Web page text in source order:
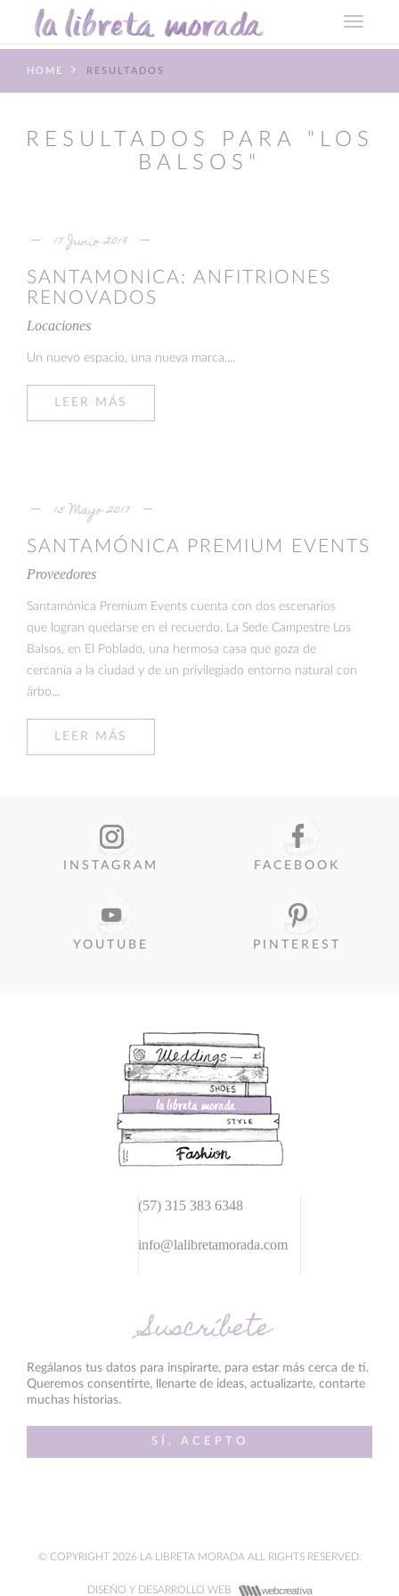
HOME RESULTADOS
RESULTADOS PARA "LOS
BALSOS"
17 Junio 2019
SANTAMONICA: ANFITRIONES
RENOVADOS
Locaciones
Un nuevo espacio, una nueva marca....
LEER MÁS
15 Mayo 2017
SANTAMÓNICA PREMIUM EVENTS
Proveedores
Santamónica Premium Events cuenta con dos escenarios
que logran quedarse en el recuerdo. La Sede Campestre Los
Balsos, en El Poblado, una hermosa casa que goza de
cercanía a la ciudad y de un privilegiado entorno natural con
árbo...
LEER MÁS
INSTAGRAM FACEBOOK
YOUTUBE PINTEREST
(57) 315 383 6348
info@lalibretamorada.com
Suscríbete
Regálanos tus datos para inspirarte, para estar más cerca de ti.
Queremos consentirte, llenarte de ideas, actualizarte, contarte
muchas historias.
SÍ, ACEPTO
© COPYRIGHT 2026 LA LIBRETA MORADA ALL RIGHTS RESERVED.
DISEÑO Y DESARROLLO WEB